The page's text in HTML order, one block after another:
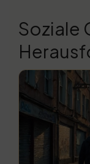
Soziale